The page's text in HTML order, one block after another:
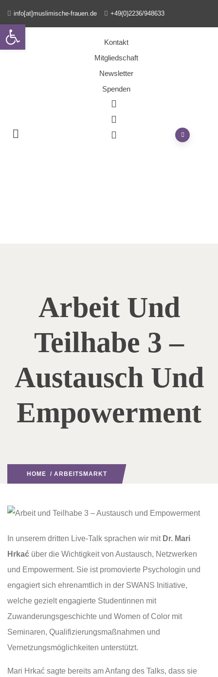
info[at]muslimische-frauen.de +49(0)2236/948633
Kontakt
Mitgliedschaft
Newsletter
Spenden
Arbeit Und
Teilhabe 3 –
Austausch Und
Empowerment
HOME / ARBEITSMARKT
In unserem dritten Live-Talk sprachen wir mit Dr. Mari
Hrkać über die Wichtigkeit von Austausch, Netzwerken
und Empowerment. Sie ist promovierte Psychologin und
engagiert sich ehrenamtlich in der SWANS Initiative,
welche gezielt engagierte Studentinnen mit
Zuwanderungsgeschichte und Women of Color mit
Seminaren, Qualifizierungsmaßnahmen und
Vernetzungsmöglichkeiten unterstützt.
Mari Hrkać sagte bereits am Anfang des Talks, dass sie
Open toolbar